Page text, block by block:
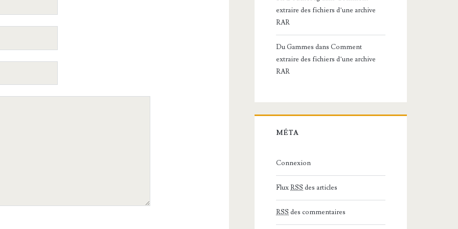
extraire des fichiers d’une archive
RAR
Du Gammes dansComment
extraire des fichiers d’une archive
RAR
MÉTA
Connexion
FluxRSS des articles
RSS des commentaires